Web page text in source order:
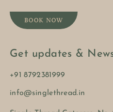
BOOK NOW
Get updates &
+91 8792381999
info@singlethread.in